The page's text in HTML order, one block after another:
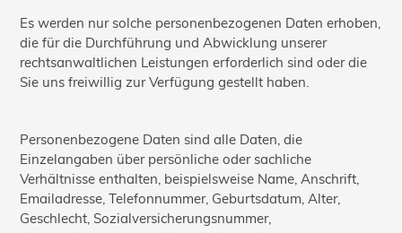
Es werden nur solche personenbezogenen Daten erhoben,
die für die Durchführung und Abwicklung unserer
rechtsanwaltlichen Leistungen erforderlich sind oder die
Sie uns freiwillig zur Verfügung gestellt haben.
Personenbezogene Daten sind alle Daten, die
Einzelangaben über persönliche oder sachliche
Verhältnisse enthalten, beispielsweise Name, Anschrift,
Emailadresse, Telefonnummer, Geburtsdatum, Alter,
Geschlecht, Sozialversicherungsnummer,